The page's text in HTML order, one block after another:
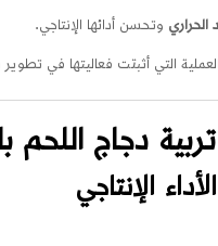
الحراري وتحسن أدائها الإنتاجي.
التي أثبتت فعاليتها في تطوير
دجاج اللحم
الإنتاجي